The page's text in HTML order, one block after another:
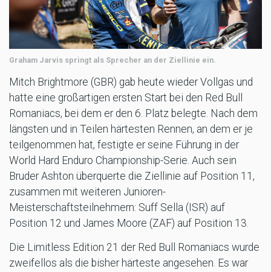
Graham Jarvis springt als Sprecher an der Ziellinie ein.
Mitch Brightmore (GBR) gab heute wieder Vollgas und
hatte eine großartigen ersten Start bei den Red Bull
Romaniacs, bei dem er den 6. Platz belegte. Nach dem
längsten und in Teilen härtesten Rennen, an dem er je
teilgenommen hat, festigte er seine Führung in der
World Hard Enduro Championship-Serie. Auch sein
Bruder Ashton überquerte die Ziellinie auf Position 11,
zusammen mit weiteren Junioren-
Meisterschaftsteilnehmern: Suff Sella (ISR) auf
Position 12 und James Moore (ZAF) auf Position 13.
Die Limitless Edition 21 der Red Bull Romaniacs wurde
zweifellos als die bisher härteste angesehen. Es war